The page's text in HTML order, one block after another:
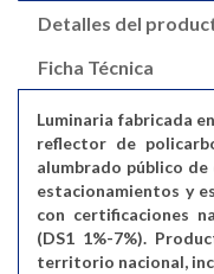
Detalles del
Ficha Técnica
Luminaria fabricada
reflector de
alumbrado público
estacionamientos y
con certificaciones
(DS1 1%-7%).
territorio nacional,